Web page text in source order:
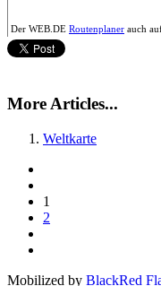
Der WEB.DE Routenplaner auch
More Articles...
Weltkarte
1
2
Mobilized by BlackRed